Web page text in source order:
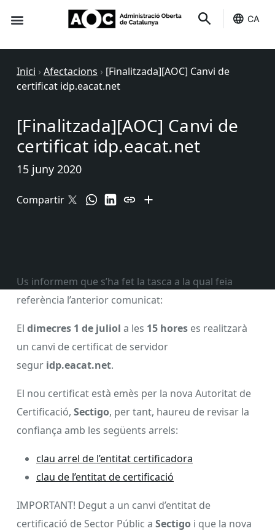
CA
Inici › Afectacions › [Finalitzada][AOC] Canvi de
certificat idp.eacat.net
[Finalitzada][AOC] Canvi de
certificat idp.eacat.net
15 juny 2020
Compartir
Us informem que s’ha fet la tasca a la qual feia
referència l’anterior comunicat:
El dimecres 1 de juliol a les 15 hores es realitzarà
un canvi de certificat de servidor
segur idp.eacat.net.
El nou certificat està emès per la nova Autoritat de
Certificació, Sectigo, per tant, haureu de revisar la
confiança amb les següents arrels:
clau arrel de l’entitat certificadora
clau de l’entitat de certificació
IMPORTANT! Degut a un canvi d’entitat de
certificació de Sector Públic a Sectigo i que la nova